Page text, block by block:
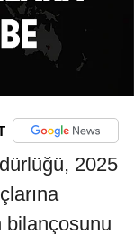
2025
bilançosunu